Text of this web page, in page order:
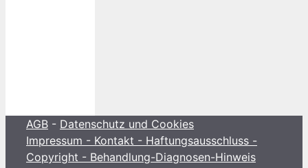
AGB - Datenschutz und Cookies
Impressum - Kontakt - Haftungsausschluss -
Copyright - Behandlung-Diagnosen-Hinweis